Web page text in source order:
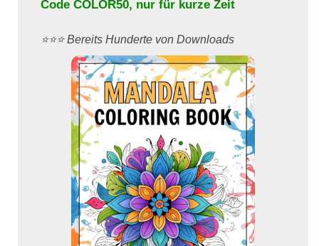
Code COLOR50, nur für kurze Zeit
⭐️⭐️⭐️ Bereits Hunderte von Downloads